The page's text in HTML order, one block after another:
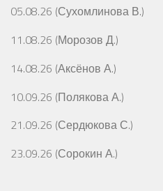
05.08.26 (Сухомлинова В.)
11.08.26 (Морозов Д.)
14.08.26 (Аксёнов А.)
10.09.26 (Полякова А.)
21.09.26 (Сердюкова С.)
23.09.26 (Сорокин А.)